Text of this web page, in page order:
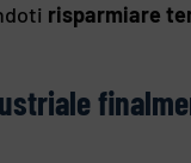
risparmiare